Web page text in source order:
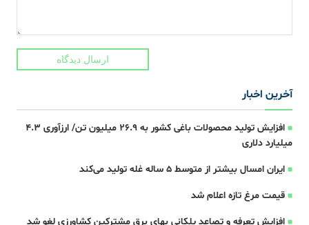
ارسال دیدگاه
آخرین اخبار
افزایش تولید محصولات باغی کشور به ۲۶.۹ میلیون تن/ ارزآوری ۴.۳
میلیارد دلاری
ایران امسال بیشتر از متوسط 5 ساله غله تولید می‌کند
قیمت مرغ تازه اعلام شد
افزایش تعرفه و تصاعد پلکانی بهای برق مشترکین کشاورزی لغو شد